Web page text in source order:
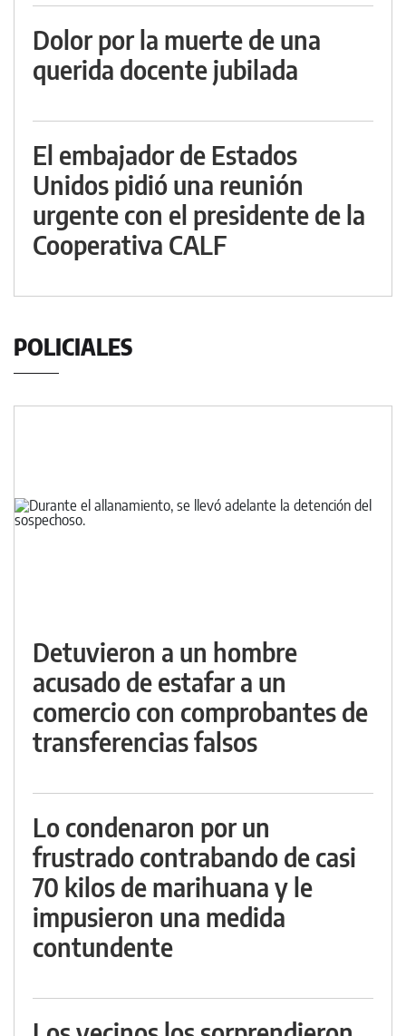
Dolor por la muerte de una
querida docente jubilada
El embajador de Estados
Unidos pidió una reunión
urgente con el presidente de la
Cooperativa CALF
POLICIALES
Detuvieron a un hombre
acusado de estafar a un
comercio con comprobantes de
transferencias falsos
Lo condenaron por un
frustrado contrabando de casi
70 kilos de marihuana y le
impusieron una medida
contundente